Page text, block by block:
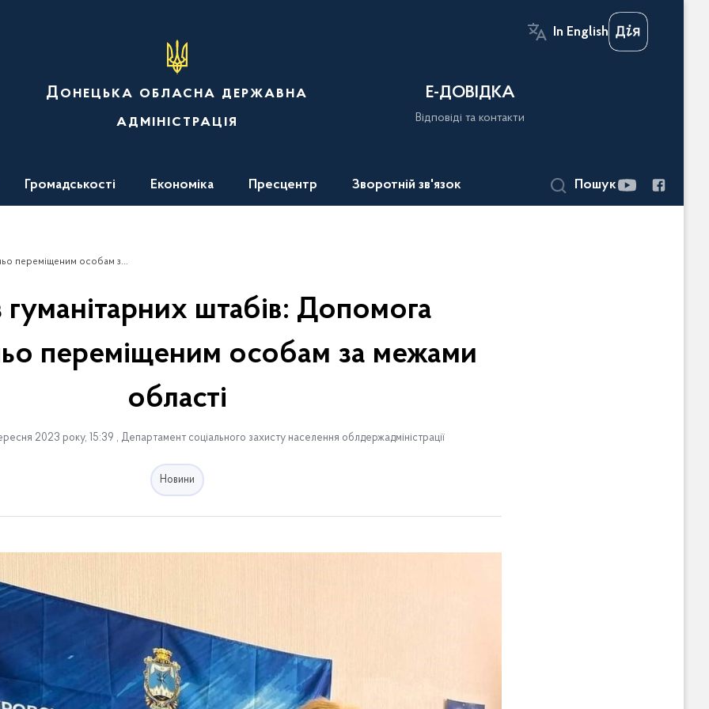
In English
Донецька обласна державна
адміністрація
Е-ДОВІДКА
Відповіді та контакти
Громадськості Економіка Пресцентр Зворотній зв'язок Пошук
особам за межами області
гуманітарних штабів: Допомога
переміщеним особам за межами
області
2023 року, 15:39 , Департамент соціального захисту населення облдержадміністрації
Новини